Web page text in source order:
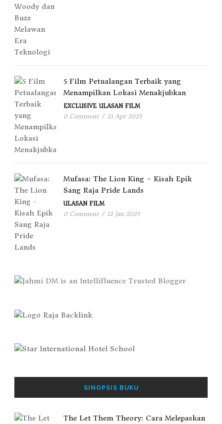
5 Film Petualangan Terbaik yang
Menampilkan Lokasi Menakjubkan
EXCLUSIVE ULASAN FILM
0 Comment / 21 Apr 2025
Mufasa: The Lion King – Kisah Epik
Sang Raja Pride Lands
ULASAN FILM
0 Comment / 12 Jan 2025
SINOPSIS BUKU
The Let Them Theory: Cara Melepaskan